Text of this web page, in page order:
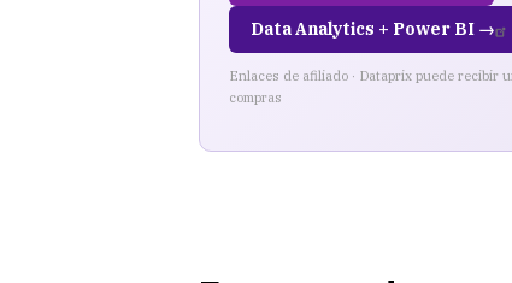
Data Analytics + Power BI →
Enlaces de afiliado · Dataprix puede recibir
compras